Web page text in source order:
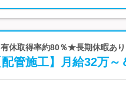
休取得率約80％★長期休暇あり
管施工】月給32万～